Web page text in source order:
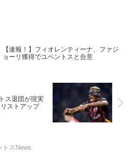
【速報！】フィオレンティーナ、ファジ
ョーリ獲得でユベントスと合意
ス退団が現実
ストアップ
トスNews